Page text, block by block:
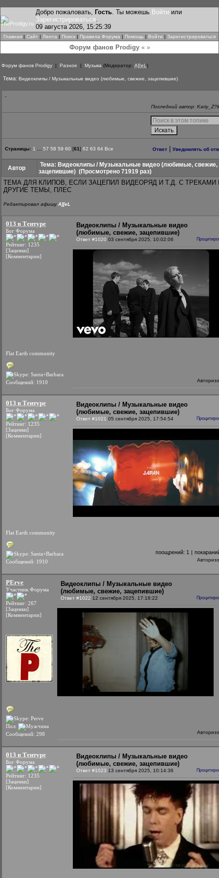
Добро пожаловать, Гость. Ты можешь Войти или
Зарегистрироваться.
09 августа 2026, 15:25:39
Главная | Сайт | Лента | Поиск | Правила Форума | Помощь | Войти | Зарегистрироваться
Форум фанов Prodigy« »
Форум фанов Prodigy | Разное | Музыка (Модератор: A][eL )
Тема: Видеоклипы / Музыкальные видео (любимые, свежие, зацепившие)
-
Последний автор:
Страницы: 1 57 58 59 60 [61] 62 63 64 Все Ответ Уведомлять об
Автор
Тема: Видеоклипы / Музыкальные видео (любимые, свежие,
зацепившие) (Просмотрено 71919 раз)
ТЕМА ДЛЯ КЛИПОВ, ЕСЛИ ЗАЦЕПИЛ ВИДЕОРЯД И Т.Д. С ТРЕКАМИ
ДРУГИЕ ТЕМЫ, ПЛЕС
Редактировал афишуA][eL
013 в Тентуре
Бог Форума
Рейтинг: 1235
[Заценки]
[Комментарии]
Flat Earth community
Сообщений: 1910
Видеоклипы / Музыкальные видео
(любимые, свежие, зацепившие)
Ответ #1020 03 сентября 2025, 10:02:06
013 в Тентуре
Бог Форума
Рейтинг: 1235
[Заценки]
[Комментарии]
Flat Earth community
Сообщений: 1910
Видеоклипы / Музыкальные видео
(любимые, свежие, зацепившие)
Ответ #1021 05 сентября 2025, 17:54:54
поощрений: 1 |
PErve
Участник Форума
Рейтинг: 267
[Заценки]
[Комментарии]
Пол:
Сообщений: 298
Видеоклипы / Музыкальные видео
(любимые, свежие, зацепившие)
Ответ #1022 12 сентября 2025, 17:18:22
013 в Тентуре
Бог Форума
Рейтинг: 1235
[Заценки]
[Комментарии]
Видеоклипы / Музыкальные видео
(любимые, свежие, зацепившие)
Ответ #1023 13 сентября 2025, 10:14:36